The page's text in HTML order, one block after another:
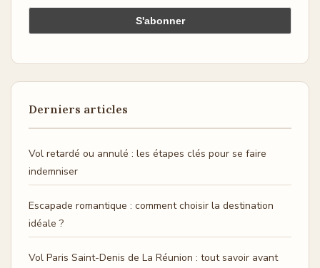
Derniers articles
Vol retardé ou annulé : les étapes clés pour se faire
indemniser
Escapade romantique : comment choisir la destination
idéale ?
Vol Paris Saint-Denis de La Réunion : tout savoir avant